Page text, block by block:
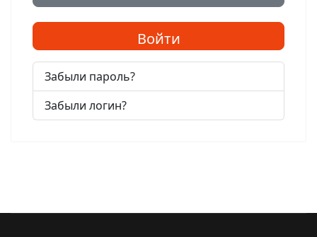
Войти
Забыли пароль?
Забыли логин?